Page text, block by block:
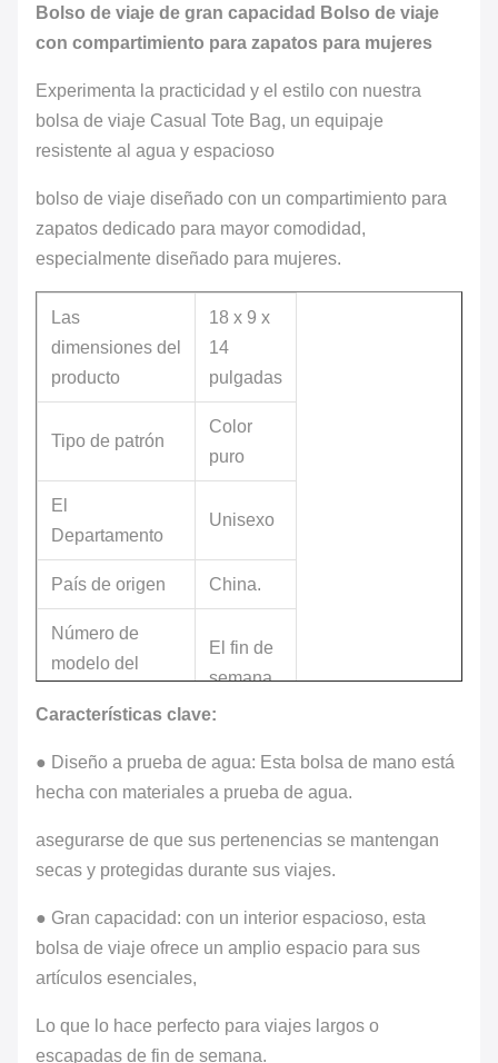
Bolso de viaje de gran capacidad Bolso de viaje
con compartimiento para zapatos para mujeres
Experimenta la practicidad y el estilo con nuestra
bolsa de viaje Casual Tote Bag, un equipaje
resistente al agua y espacioso
bolso de viaje diseñado con un compartimiento para
zapatos dedicado para mayor comodidad,
especialmente diseñado para mujeres.
Las
dimensiones del
producto
18 x 9 x
14
pulgadas
Tipo de patrón
Color
puro
El
Departamento
Unisexo
País de origen China.
Número de
modelo del
El fin de
semana
compartimientos
9
artículo
2.6 libras
Características clave:
● Diseño a prueba de agua: Esta bolsa de mano está
hecha con materiales a prueba de agua.
asegurarse de que sus pertenencias se mantengan
secas y protegidas durante sus viajes.
● Gran capacidad: con un interior espacioso, esta
bolsa de viaje ofrece un amplio espacio para sus
artículos esenciales,
Lo que lo hace perfecto para viajes largos o
escapadas de fin de semana.